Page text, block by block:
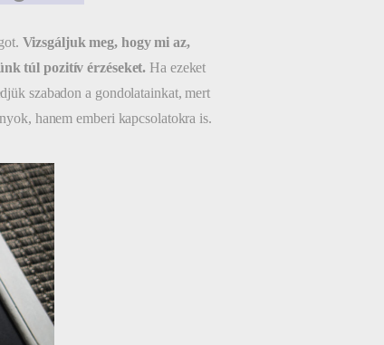
Vizsgáljuk meg, hogy mi az,
túl pozitív érzéseket.Ha ezeket
szabadon a gondolatainkat, mert
hanem emberi kapcsolatokra is.